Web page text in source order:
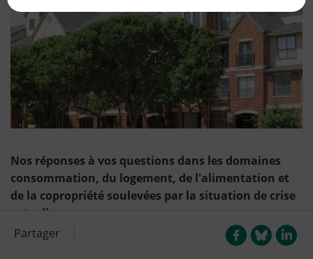
Nos réponses à vos questions dans les domaines
consommation, du logement, de l'alimentation et
de la copropriété soulevées par la situation de crise
actuelle.
Partager